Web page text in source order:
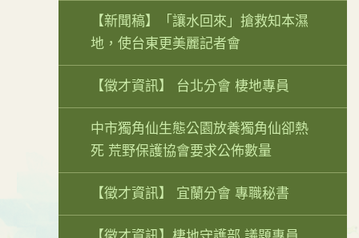
【新聞稿】「讓水回來」搶救知本濕
地，使台東更美麗記者會
【徵才資訊】 台北分會 棲地專員
中市獨角仙生態公園放養獨角仙卻熱
死 荒野保護協會要求公佈數量
【徵才資訊】 宜蘭分會 專職秘書